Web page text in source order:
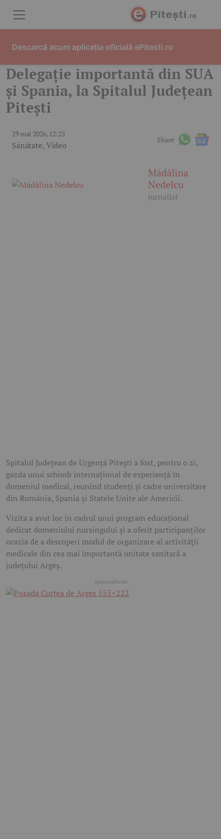
Delegație importantă din SUA
și Spania, la Spitalul Județean
Pitești
29 mai 2026, 12:25
Sănătate,Video
Share
Mădălina
Nedelcu
jurnalist
Spitalul Județean de Urgență Pitești a fost, pentru o zi,
gazda unui schimb internațional de experiență în
domeniul medical, reunind studenți și cadre universitare
din România, Spania și Statele Unite ale Americii.
Vizita a avut loc în cadrul unui program educațional
dedicat domeniului nursingului și a oferit participanților
ocazia de a descoperi modul de organizare al activității
medicale din cea mai importantă unitate sanitară a
județului Argeș.
Descarcă acum aplicația oficială ePitesti.ro